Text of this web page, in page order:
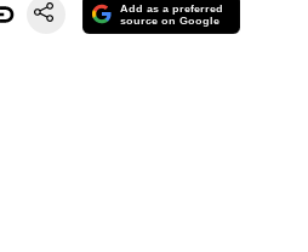
Add as a preferred
source on Google